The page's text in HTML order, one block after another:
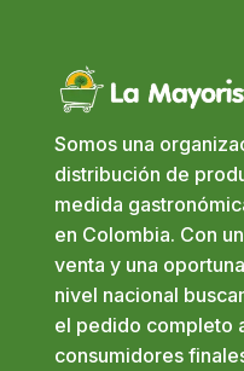
Somos una
distribución de
medida
en Colombia. Con
venta y una
nivel nacional
el pedido completo
consumidores